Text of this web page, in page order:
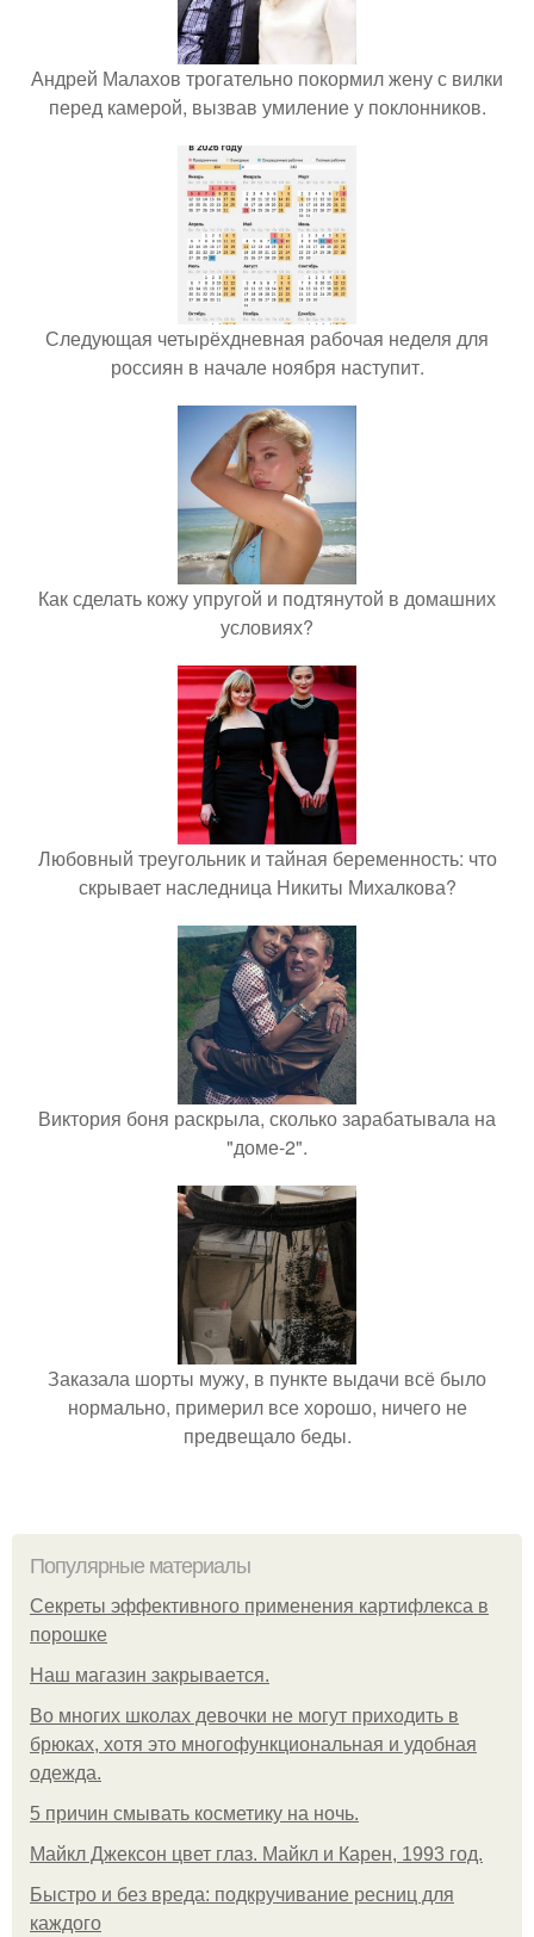
Андрей Малахов трогательно покормил жену с вилки
перед камерой, вызвав умиление у поклонников.
Следующая четырёхдневная рабочая неделя для
россиян в начале ноября наступит.
Как сделать кожу упругой и подтянутой в домашних
условиях?
Любовный треугольник и тайная беременность: что
скрывает наследница Никиты Михалкова?
Виктория боня раскрыла, сколько зарабатывала на
"доме-2".
Заказала шорты мужу, в пункте выдачи всё было
нормально, примерил все хорошо, ничего не
предвещало беды.
Популярные материалы
Секреты эффективного применения картифлекса в
порошке
Нaш магaзин зaкрывaeтся.
Во многих школах девочки не могут приходить в
брюках, хотя это многофункциональная и удобная
одежда.
5 причин смывать косметику на ночь.
Майкл Джексон цвет глаз. Майкл и Карен, 1993 год.
Быстро и без вреда: подкручивание ресниц для
каждого